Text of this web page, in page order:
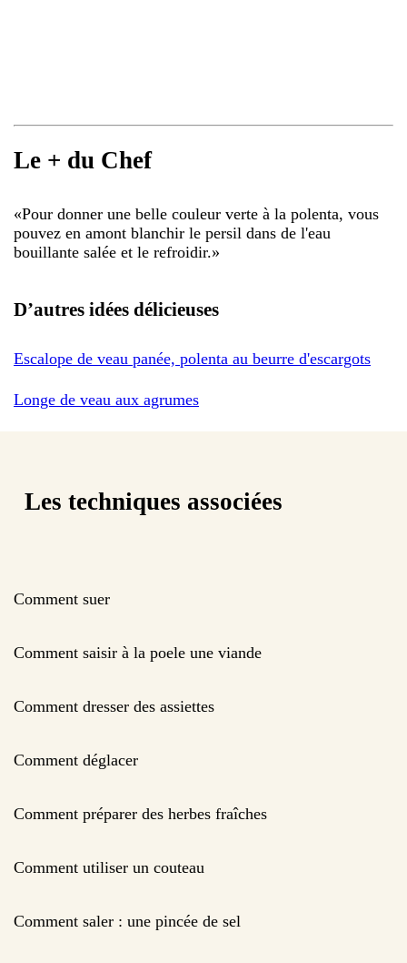
Le + du Chef
«Pour donner une belle couleur verte à la polenta, vous
pouvez en amont blanchir le persil dans de l'eau
bouillante salée et le refroidir.»
D’autres idées délicieuses
Escalope de veau panée, polenta au beurre d'escargots
Longe de veau aux agrumes
Les techniques associées
Comment suer
Comment saisir à la poele une viande
Comment dresser des assiettes
Comment déglacer
Comment préparer des herbes fraîches
Comment utiliser un couteau
Comment saler : une pincée de sel